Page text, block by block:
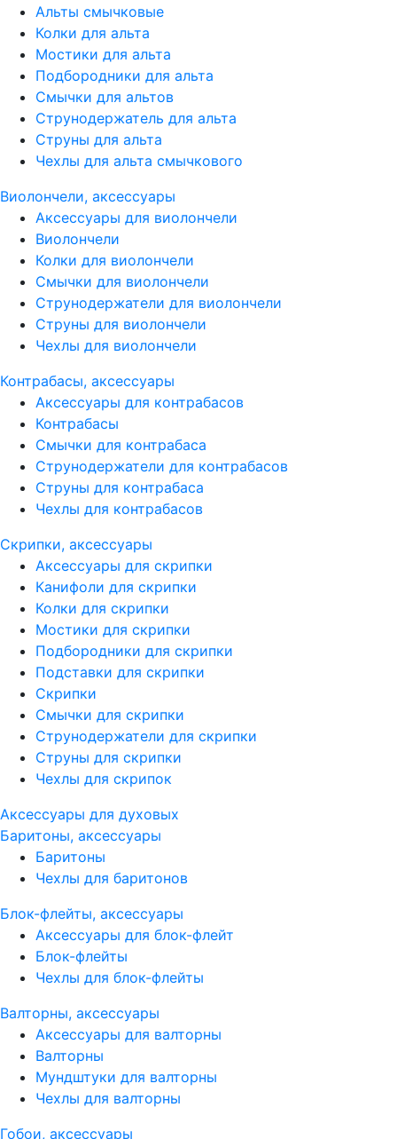
Альты смычковые
Колки для альта
Мостики для альта
Подбородники для альта
Смычки для альтов
Струнодержатель для альта
Струны для альта
Чехлы для альта смычкового
Виолончели, аксессуары
Аксессуары для виолончели
Виолончели
Колки для виолончели
Смычки для виолончели
Струнодержатели для виолончели
Струны для виолончели
Чехлы для виолончели
Контрабасы, аксессуары
Аксессуары для контрабасов
Контрабасы
Смычки для контрабаса
Струнодержатели для контрабасов
Струны для контрабаса
Чехлы для контрабасов
Скрипки, аксессуары
Аксессуары для скрипки
Канифоли для скрипки
Колки для скрипки
Мостики для скрипки
Подбородники для скрипки
Подставки для скрипки
Скрипки
Смычки для скрипки
Струнодержатели для скрипки
Струны для скрипки
Чехлы для скрипок
Аксессуары для духовых
Баритоны, аксессуары
Баритоны
Чехлы для баритонов
Блок-флейты, аксессуары
Аксессуары для блок-флейт
Блок-флейты
Чехлы для блок-флейты
Валторны, аксессуары
Аксессуары для валторны
Валторны
Мундштуки для валторны
Чехлы для валторны
Гобои, аксессуары